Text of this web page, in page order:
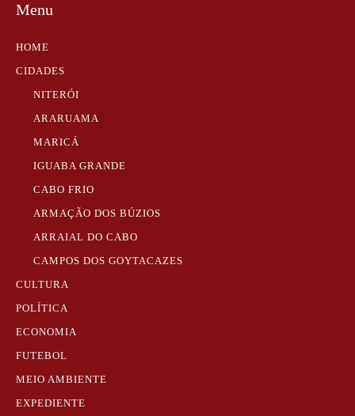
Menu
HOME
CIDADES
NITERÓI
ARARUAMA
MARICÁ
IGUABA GRANDE
CABO FRIO
ARMAÇÃO DOS BÚZIOS
ARRAIAL DO CABO
CAMPOS DOS GOYTACAZES
CULTURA
POLÍTICA
ECONOMIA
FUTEBOL
MEIO AMBIENTE
EXPEDIENTE